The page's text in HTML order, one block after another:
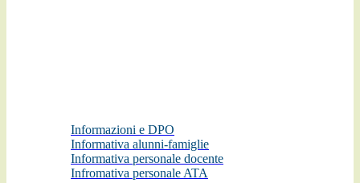
Informazioni e DPO
Informativa alunni-famiglie
Informativa personale docente
Infromativa personale ATA